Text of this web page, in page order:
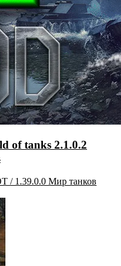
of tanks 2.1.0.2
/ 1.39.0.0 Мир танков